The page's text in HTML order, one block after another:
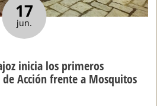
17
jun.
inicia los primeros
Acción frente a Mosquitos